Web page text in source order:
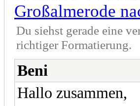
Großalmerode
Du siehst gerade eine
richtiger Formatierung.
Beni
Hallo zusammen,